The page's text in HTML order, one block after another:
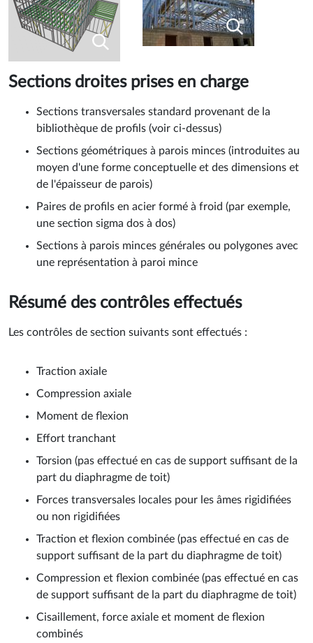
Sections droites prises en charge
Sections transversales standard provenant de la
bibliothèque de profils (voir ci-dessus)
Sections géométriques à parois minces (introduites au
moyen d'une forme conceptuelle et des dimensions et
de l'épaisseur de parois)
Paires de profils en acier formé à froid (par exemple,
une section sigma dos à dos)
Sections à parois minces générales ou polygones avec
une représentation à paroi mince
Résumé des contrôles effectués
Les contrôles de section suivants sont effectués :
Traction axiale
Compression axiale
Moment de flexion
Effort tranchant
Torsion (pas effectué en cas de support suffisant de la
part du diaphragme de toit)
Forces transversales locales pour les âmes rigidifiées
ou non rigidifiées
Traction et flexion combinée (pas effectué en cas de
support suffisant de la part du diaphragme de toit)
Compression et flexion combinée (pas effectué en cas
de support suffisant de la part du diaphragme de toit)
Cisaillement, force axiale et moment de flexion
combinés